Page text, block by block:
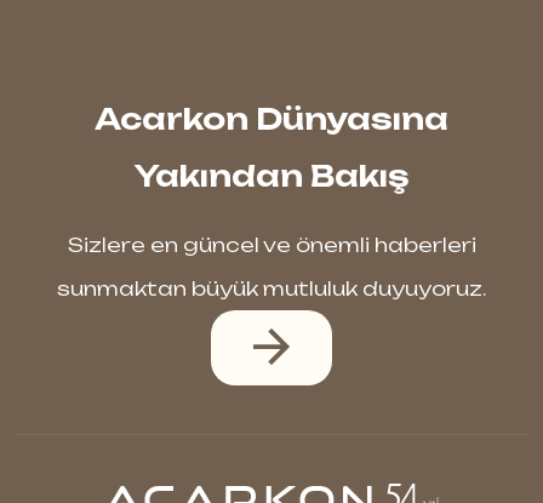
Acarkon Dünyasına
Yakından Bakış
Sizlere en güncel ve önemli haberleri
sunmaktan büyük mutluluk duyuyoruz.